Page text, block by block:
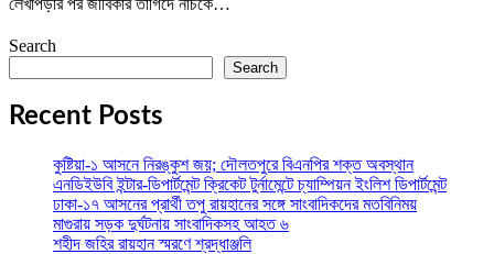
লেখাপড়ার পর জীবিকার তাগিদে নাচকে…
Search
Search
Recent Posts
কুষ্টিয়া-১ আসনে নিরঙ্কুশ জয়; দৌলতপুরে বিএনপির শক্ত অবস্থান
এনডিইউবি ইন্টার-ডিপার্টমেন্ট ক্রিকেট টুর্নামেন্টে চ্যাম্পিয়ন ইংলিশ ডিপার্টমেন্ট
ঢাকা-১৭ আসনের প্রার্থী তপু রায়হানের সঙ্গে সাংবাদিকদের মতবিনিময়
মাগুরায় সড়ক দুর্ঘটনায় সাংবাদিকসহ আহত ৬
শহীদ জহির রায়হান স্মরণে শ্রদ্ধাঞ্জলি